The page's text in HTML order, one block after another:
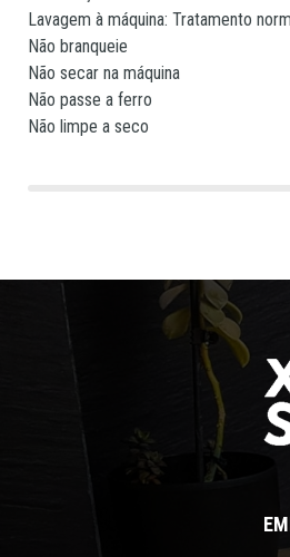
Lavagem à máquina: Tratamento
Não branqueie
Não secar na máquina
Não passe a ferro
Não limpe a seco